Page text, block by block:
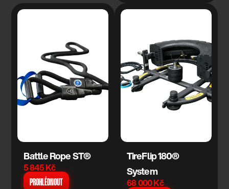
Battle Rope ST®
5 845 Kč
PROHLÉDNOUT
TireFlip 180®
System
68 000 Kč